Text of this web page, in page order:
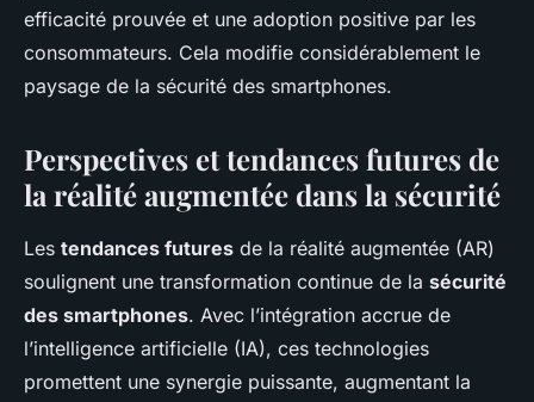
efficacité prouvée et une adoption positive par les
consommateurs. Cela modifie considérablement le
paysage de la sécurité des smartphones.
Perspectives et tendances futures de
la réalité augmentée dans la sécurité
Les tendances futures de la réalité augmentée (AR)
soulignent une transformation continue de la sécurité
des smartphones. Avec l’intégration accrue de
l’intelligence artificielle (IA), ces technologies
promettent une synergie puissante, augmentant la